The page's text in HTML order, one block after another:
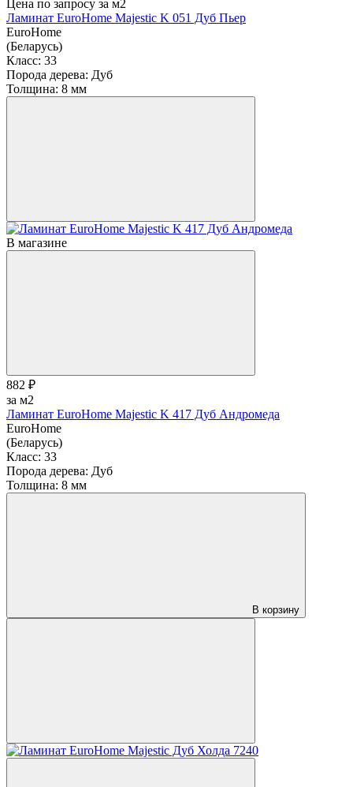
Цена по запросу за м2
Ламинат EuroHome Majestic K 051 Дуб Пьер
EuroHome
(Беларусь)
Класс: 33
Порода дерева: Дуб
Толщина: 8 мм
В магазине
882 ₽
за м2
Ламинат EuroHome Majestic K 417 Дуб Андромеда
EuroHome
(Беларусь)
Класс: 33
Порода дерева: Дуб
Толщина: 8 мм
В корзину